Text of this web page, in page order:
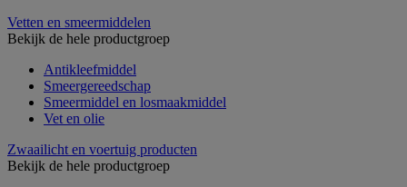
Vetten en smeermiddelen
Bekijk de hele productgroep
Antikleefmiddel
Smeergereedschap
Smeermiddel en losmaakmiddel
Vet en olie
Zwaailicht en voertuig producten
Bekijk de hele productgroep